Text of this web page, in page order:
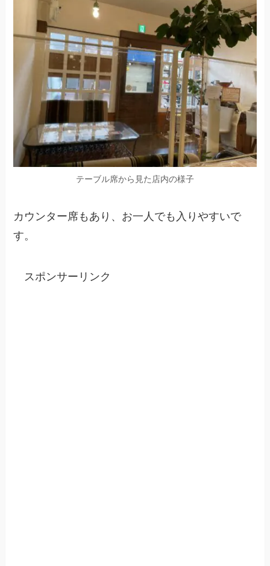
テーブル席から見た店内の様子
カウンター席もあり、お一人でも入りやすいで
す。
スポンサーリンク